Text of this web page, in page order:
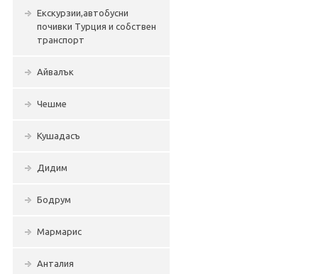
Екскурзии,автобусни
почивки Турция и собствен
транспорт
Айвалък
Чешме
Кушадасъ
Дидим
Бодрум
Мармарис
Анталия